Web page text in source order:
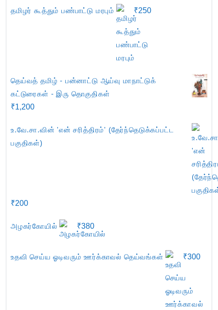
தமிழர் கூத்தும் பண்பாட்டு மரபும் ₹250
தெய்வத் தமிழ் - பன்னாட்டு ஆய்வு மாநாட்டுக்
கட்டுரைகள் - இரு தொகுதிகள்
₹1,200
உ.வே.சா.வின் 'என் சரித்திரம்' (தேர்ந்தெடுக்கப்பட்ட
பகுதிகள்)
₹200
அழகர்கோயில் ₹380
உதவி செய்ய ஓடிவரும் ஊர்க்காவல் தெய்வங்கள் ₹300